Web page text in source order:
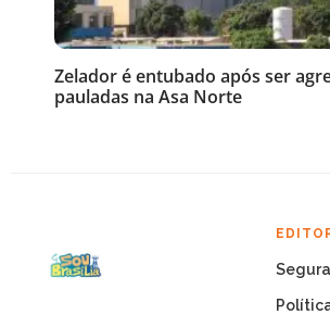
Zelador é entubado após ser
pauladas na Asa Norte